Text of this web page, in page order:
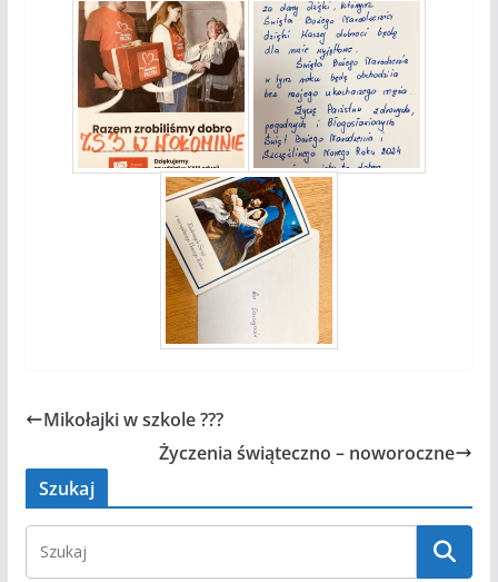
Mikołajki w szkole ???
Życzenia świąteczno – noworoczne
Szukaj